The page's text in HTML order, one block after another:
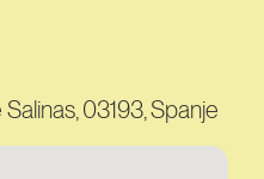
03193, Spanje